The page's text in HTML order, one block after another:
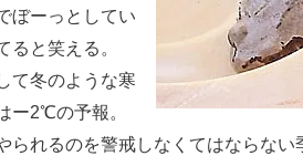
ぼーっとしてい
ると笑える。
て冬のような寒
ー2℃の予報。
られるのを警戒しなくてはならない